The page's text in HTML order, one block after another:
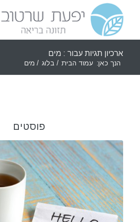
ארכיון תגיות עבור : מים
הנך כאן: עמוד הבית / בלוג / מים
פוסטים